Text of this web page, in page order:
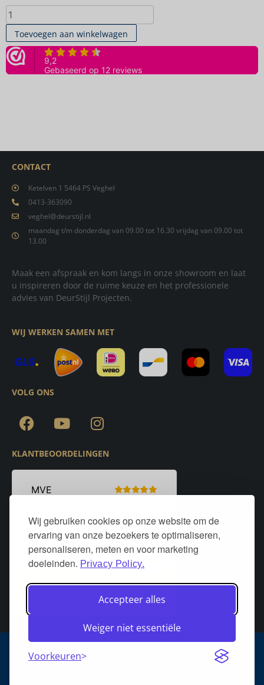
Wij gebruiken cookies op onze website om de
ervaring van onze bezoekers te optimaliseren,
personaliseren, meten en voor marketing
doeleinden. Privacy Policy.
Accepteer alles
Weiger niet essentiële
Voorkeuren
Toevoegen aan winkelwagen
CONTACT
Ketelven 1 5464 PS Veghel
0413-363090
veghel@deurstijl.nl
maandag t/m donderdag van 09.00 tot 16.30 vrijdag van 09.00 tot
13.00
Maak een afspraak en kom langs in onze showroom en laat
u inspireren door de ruime keuze en het professionele
advies van DeurStijl Projecten.
WIJ WERKEN SAMEN MET
VOLG ONS
KLANTBEOORDELINGEN
Algemene voorwaarden Over DeurStijl Projecten